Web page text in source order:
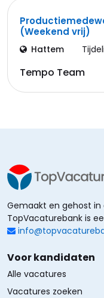
(Weekend vrij)
Hattem
Tempo Team
Gemaakt en gehost in
TopVacaturebank is
Voor kandidaten
Alle vacatures
Vacatures zoeken